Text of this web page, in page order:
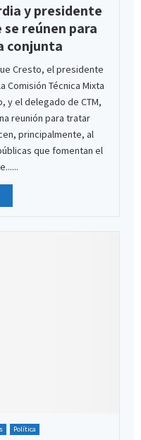
y presidente
se reúnen para
conjunta
Cresto, el presidente
Comisión Técnica Mixta
y el delegado de CTM,
reunión para tratar
principalmente, al
que fomentan el
Política